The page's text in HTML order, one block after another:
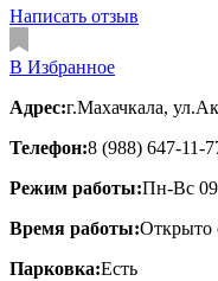
Написать отзыв
В Избранное
Адрес:г.Махачкала,
Телефон:8 (988) 647-11-
Режим работы:Пн-Вс
Время работы:Открыто
Парковка:Есть